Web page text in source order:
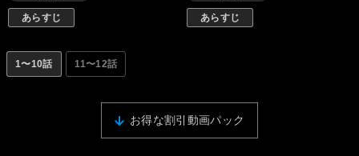
あらすじ あらすじ
1〜10話 11〜12話
お得な割引動画パック